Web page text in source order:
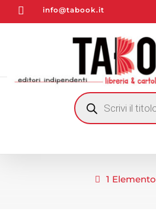
 info@tabook.it
RICERCA
PRODOTTI
1 Elemento